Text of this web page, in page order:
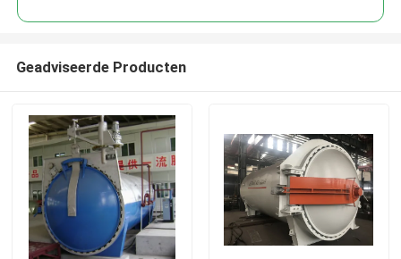
Geadviseerde Producten